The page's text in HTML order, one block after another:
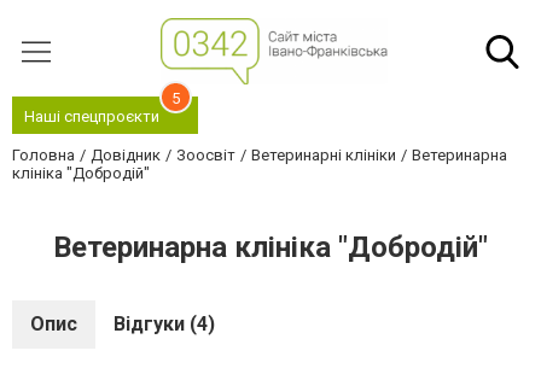
Наші спецпроєкти
5
Головна Довідник Зоосвіт Ветеринарні клініки
Ветеринарна
клініка "Добродій"
Ветеринарна клініка "Добродій"
Опис Відгуки (4)